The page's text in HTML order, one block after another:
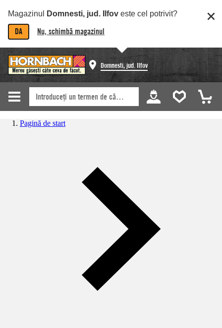
Magazinul Domnesti, jud. Ilfov este cel potrivit?
DA Nu, schimbă magazinul
Domnesti, jud. Ilfov
Pagină de start